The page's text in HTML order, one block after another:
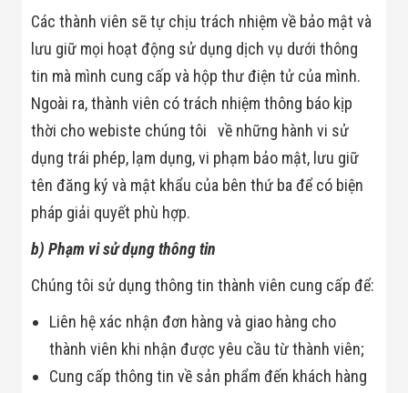
Bị Ngành Linh
Kiện Điện Tử
Giải Pháp Thiết
Bị Ngành Giáo
Dục
Giải Pháp Thiết
Bị Ngành Bán
Giải Pháp
Chuyên Dụng
Ngành Công An
Sản Phẩm
NINH
Minh
Cổng Từ Siêu
Các thành viên sẽ tự chịu trách nhiệm về bảo mật và
lưu giữ mọi hoạt động sử dụng dịch vụ dưới thông
tin mà mình cung cấp và hộp thư điện tử của mình.
Ngoài ra, thành viên có trách nhiệm thông báo kịp
thời cho webiste chúng tôi về những hành vi sử
dụng trái phép, lạm dụng, vi phạm bảo mật, lưu giữ
tên đăng ký và mật khẩu của bên thứ ba để có biện
pháp giải quyết phù hợp.
b) Phạm vi sử dụng thông tin
Chúng tôi sử dụng thông tin thành viên cung cấp để:
Liên hệ xác nhận đơn hàng và giao hàng cho
thành viên khi nhận được yêu cầu từ thành viên;
Cung cấp thông tin về sản phẩm đến khách hàng